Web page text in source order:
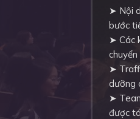
➤ Nội
bước
➤ Các
chuyển
➤
dưỡng
➤
được